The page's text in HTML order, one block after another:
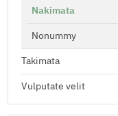
Nakimata
Nonummy
Takimata
Vulputate velit